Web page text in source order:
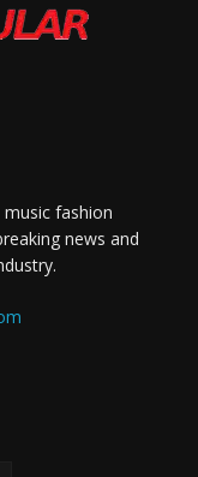
fashion
news and